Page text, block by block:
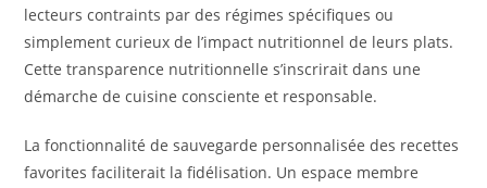
lecteurs contraints par des régimes spécifiques ou
simplement curieux de l’impact nutritionnel de leurs plats.
Cette transparence nutritionnelle s’inscrirait dans une
démarche de cuisine consciente et responsable.
La fonctionnalité de sauvegarde personnalisée des recettes
favorites faciliterait la fidélisation. Un espace membre